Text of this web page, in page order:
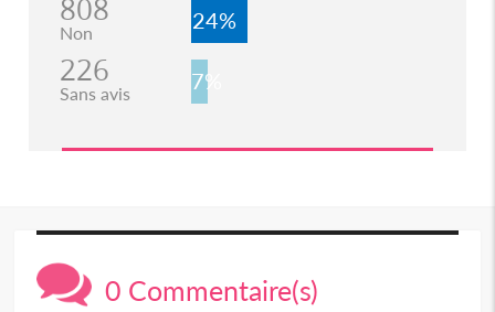
808
Non 24%
226
Sans avis 7%
0 Commentaire(s)